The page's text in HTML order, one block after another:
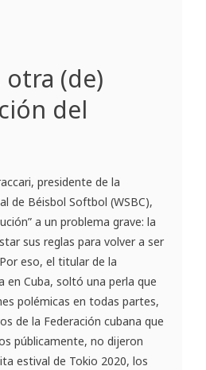
(de)
del
presidente de la
de Béisbol Softbol (WSBC),
a un problema grave: la
sus reglas para volver a ser
eso, el titular de la
en Cuba, soltó una perla que
polémicas en todas partes,
de la Federación cubana que
públicamente, no dijeron
estival de Tokio 2020, los